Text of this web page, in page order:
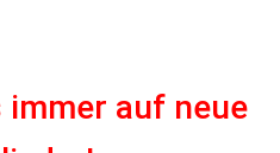
auf neue